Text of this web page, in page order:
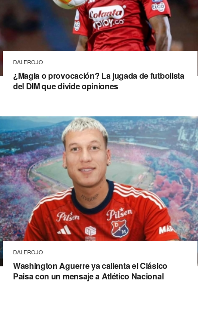
DALEROJO
¿Magia o provocación? La jugada de futbolista
del DIM que divide opiniones
DALEROJO
Washington Aguerre ya calienta el Clásico
Paisa con un mensaje a Atlético Nacional